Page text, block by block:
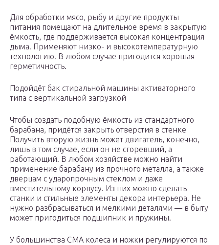
Для обработки мясо, рыбу и другие продукты
питания помещают на длительное время в закрытую
ёмкость, где поддерживается высокая концентрация
дыма. Применяют низко- и высокотемпературную
технологию. В любом случае пригодится хорошая
герметичность.
Подойдёт бак стиральной машины активаторного
типа с вертикальной загрузкой
Чтобы создать подобную ёмкость из стандартного
барабана, придётся закрыть отверстия в стенке
Получить вторую жизнь может двигатель, конечно,
лишь в том случае, если он не сгоревший, а
работающий. В любом хозяйстве можно найти
применение барабану из прочного металла, а также
дверцам с ударопрочным стеклом и даже
вместительному корпусу. Из них можно сделать
станки и стильные элементы декора интерьера. Не
нужно разбрасываться и мелкими деталями — в быту
может пригодиться подшипник и пружины.
У большинства СМА колеса и ножки регулируются по